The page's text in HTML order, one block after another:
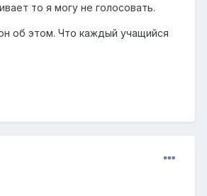
то я могу не голосовать.
об этом. Что каждый учащийся